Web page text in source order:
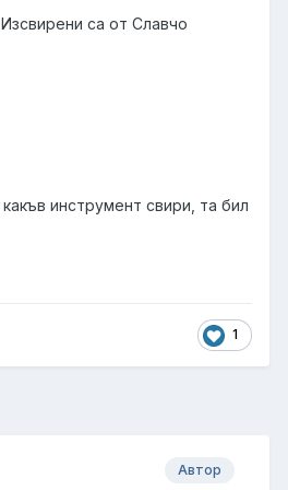
са от Славчо
инструмент свири, та бил
1
Автор